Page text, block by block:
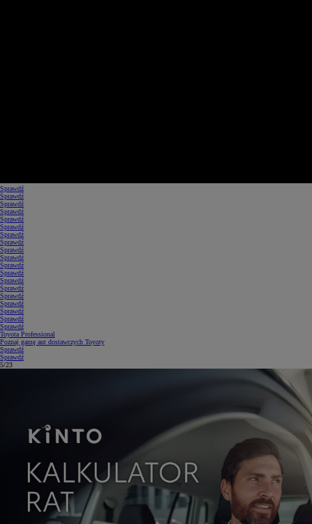
Sprawdź
Sprawdź
Sprawdź
Sprawdź
Sprawdź
Sprawdź
Sprawdź
Sprawdź
Sprawdź
Sprawdź
Sprawdź
Sprawdź
Sprawdź
Sprawdź
Sprawdź
Sprawdź
Sprawdź
Sprawdź
Sprawdź
Toyota Professional
Poznaj gamę aut dostawczych Toyoty
Sprawdź
Sprawdź
5/23